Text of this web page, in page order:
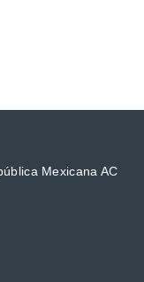
Mexicana AC